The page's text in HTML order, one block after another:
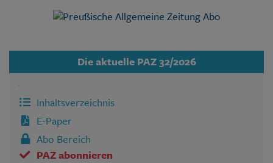
Die aktuelle PAZ 32/2026
Inhaltsverzeichnis
E-Paper
Abo Bereich
PAZ abonnieren